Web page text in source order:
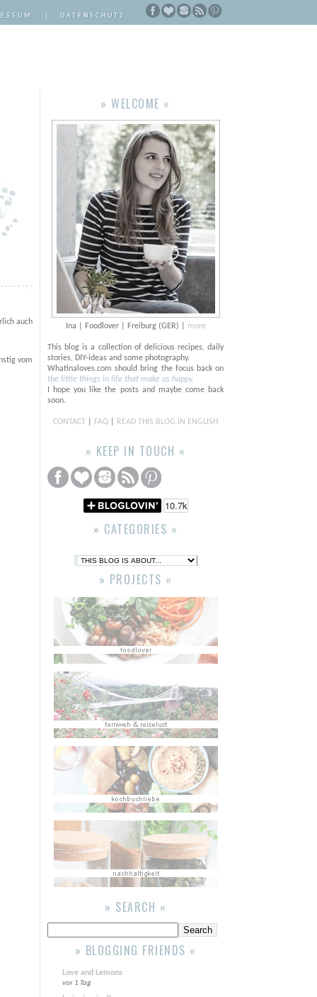
DATENSCHUTZ
auch
vom
» WELCOME «
Ina | Foodlover | Freiburg (GER) | more
This blog is a collection of delicious recipes, daily
stories, DIY-ideas and some photography.
Whatinaloves.com should bring the focus back on
the little things in life that make us happy.
I hope you like the posts and maybe come back
soon.
CONTACT FAQ READ THIS BLOG IN ENGLISH
» KEEP IN TOUCH «
» CATEGORIES «
» PROJECTS «
» SEARCH «
» BLOGGING FRIENDS «
Love and Lemons
vor 1 Tag